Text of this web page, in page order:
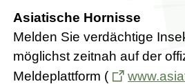
Asiatische Hornisse
Melden Sie verdächtige
möglichst zeitnah auf der
Meldeplattform (